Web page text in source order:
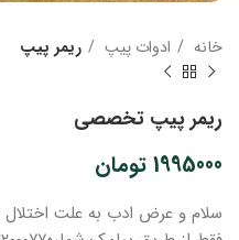
خانه ادوات پیپ ریمر پیپ
ریمر پیپ تخصصی
1995000 تومان
سلام و عرض ادب به علت اختلال